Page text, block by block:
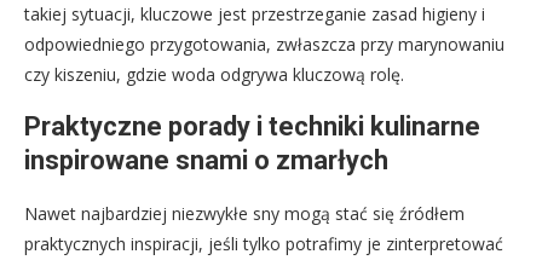
takiej sytuacji, kluczowe jest przestrzeganie zasad higieny i
odpowiedniego przygotowania, zwłaszcza przy marynowaniu
czy kiszeniu, gdzie woda odgrywa kluczową rolę.
Praktyczne porady i techniki kulinarne
inspirowane snami o zmarłych
Nawet najbardziej niezwykłe sny mogą stać się źródłem
praktycznych inspiracji, jeśli tylko potrafimy je zinterpretować